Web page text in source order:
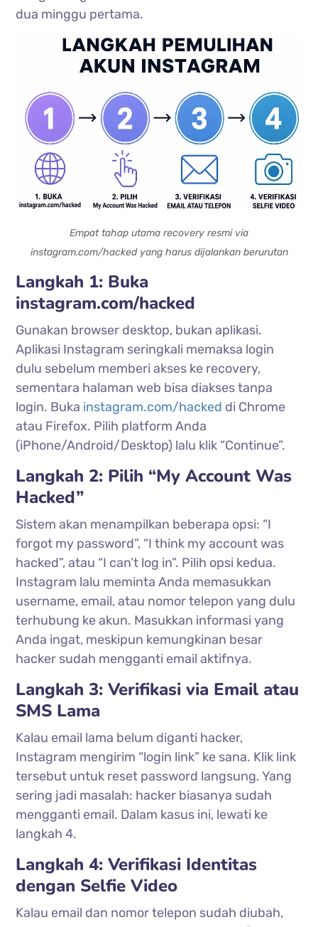
dua minggu pertama.
Empat tahap utama recovery resmi via
instagram.com/hacked yang harus dijalankan berurutan
Langkah 1: Buka
instagram.com/hacked
Gunakan browser desktop, bukan aplikasi.
Aplikasi Instagram seringkali memaksa login
dulu sebelum memberi akses ke recovery,
sementara halaman web bisa diakses tanpa
login. Buka instagram.com/hacked di Chrome
atau Firefox. Pilih platform Anda
(iPhone/Android/Desktop) lalu klik “Continue”.
Langkah 2: Pilih “My Account Was
Hacked”
Sistem akan menampilkan beberapa opsi: “I
forgot my password”, “I think my account was
hacked”, atau “I can’t log in”. Pilih opsi kedua.
Instagram lalu meminta Anda memasukkan
username, email, atau nomor telepon yang dulu
terhubung ke akun. Masukkan informasi yang
Anda ingat, meskipun kemungkinan besar
hacker sudah mengganti email aktifnya.
Langkah 3: Verifikasi via Email atau
SMS Lama
Kalau email lama belum diganti hacker,
Instagram mengirim “login link” ke sana. Klik link
tersebut untuk reset password langsung. Yang
sering jadi masalah: hacker biasanya sudah
mengganti email. Dalam kasus ini, lewati ke
langkah 4.
Langkah 4: Verifikasi Identitas
dengan Selfie Video
Kalau email dan nomor telepon sudah diubah,